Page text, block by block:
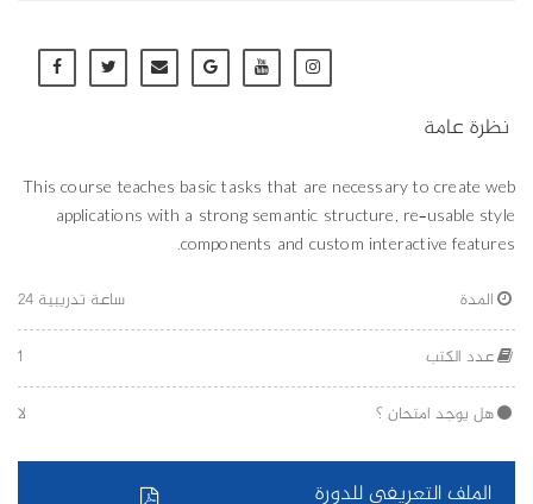
نظرة عامة
This course teaches basic tasks that are necessary to create web
applications with a strong semantic structure, re-usable style
components and custom interactive features.
المدة
24 ساعة تدريبية
عدد الكتب
1
هل يوجد امتحان ؟
لا
الملف التعريفي للدورة